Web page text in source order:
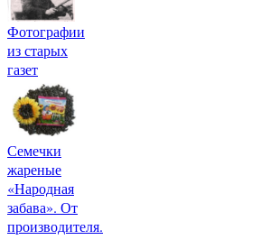
Фотографии
из старых
газет
Семечки
жареные
«Народная
забава». От
производителя.